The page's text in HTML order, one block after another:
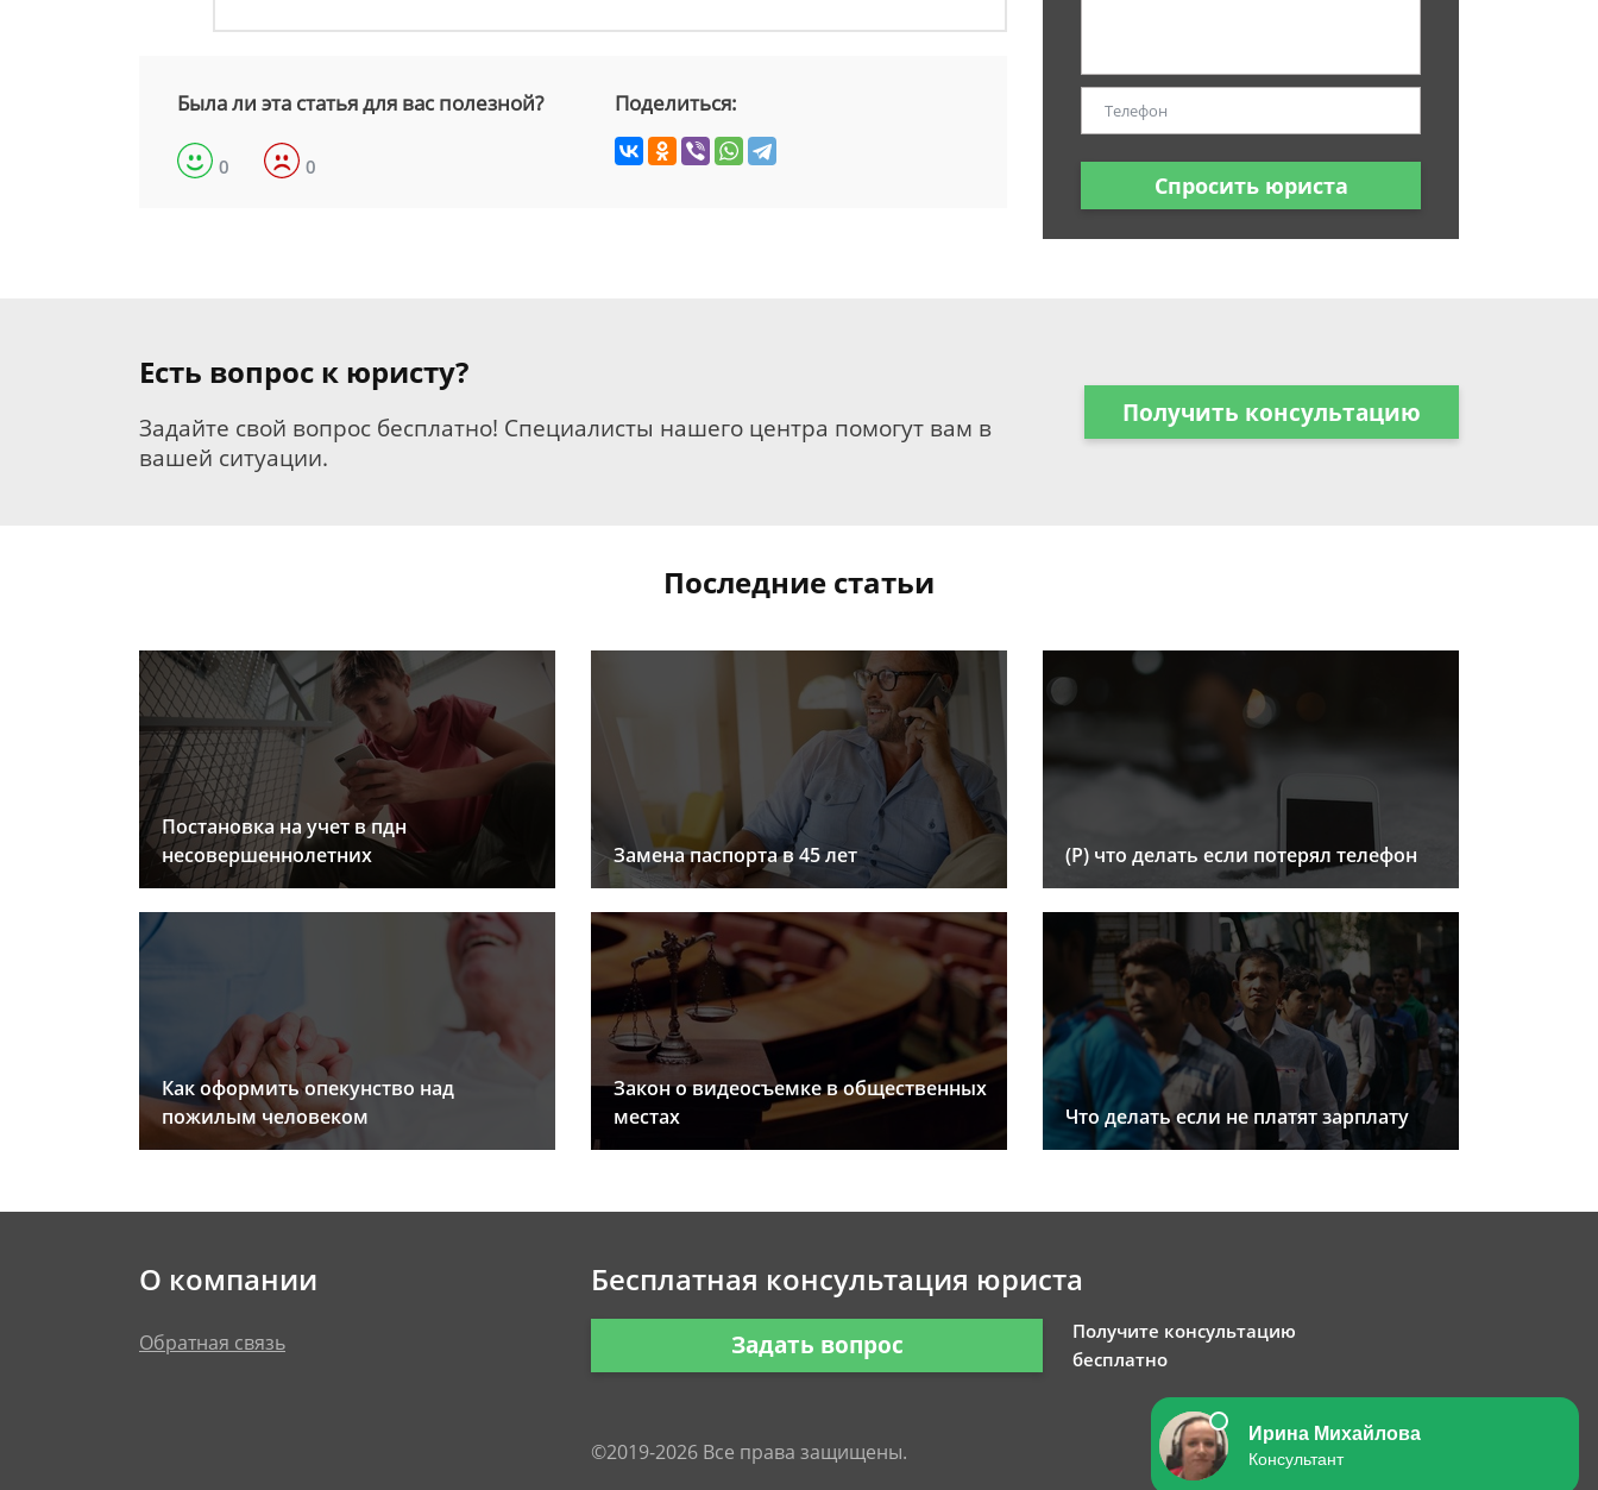
Была ли эта статья для вас полезной?
0 0
Поделиться:
Спросить юриста
Есть вопрос к юристу?
Задайте свой вопрос бесплатно! Специалисты нашего центра помогут вам в
вашей ситуации.
Получить консультацию
Последние статьи
Постановка на учет в пдн
несовершеннолетних
Замена паспорта в 45 лет (Р) что делать если потерял телефон
Как оформить опекунство над
пожилым человеком
Закон о видеосъемке в общественных
местах
Что делать если не платят зарплату
О компании
Обратная связь
Бесплатная консультация юриста
Задать вопрос
Получите консультацию
бесплатно
©2019-2026 Все права защищены.